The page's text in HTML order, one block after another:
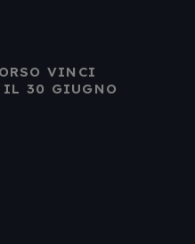
VINCI
IL 30 GIUGNO